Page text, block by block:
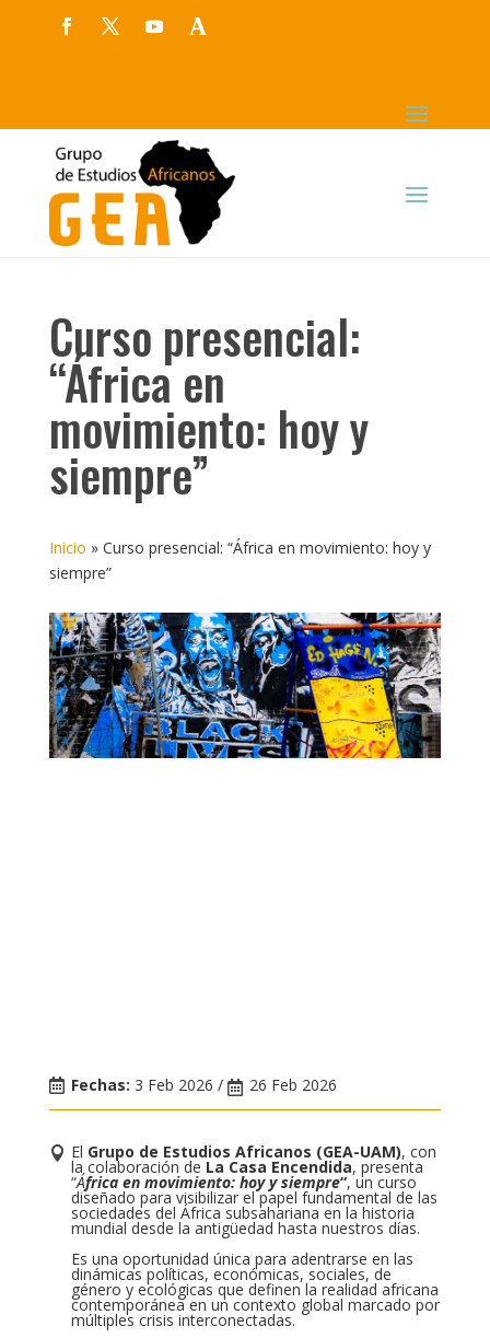
Curso presencial:
“África en
movimiento: hoy y
siempre”
Inicio » Curso presencial: “África en movimiento: hoy y
siempre”
Fechas: 3 Feb 2026 / 26 Feb 2026
El Grupo de Estudios Africanos (GEA-UAM), con
la colaboración de La Casa Encendida, presenta
“África en movimiento: hoy y siempre“, un curso
diseñado para visibilizar el papel fundamental de las
sociedades del África subsahariana en la historia
mundial desde la antigüedad hasta nuestros días.
Es una oportunidad única para adentrarse en las
dinámicas políticas, económicas, sociales, de
género y ecológicas que definen la realidad africana
contemporánea en un contexto global marcado por
múltiples crisis interconectadas.